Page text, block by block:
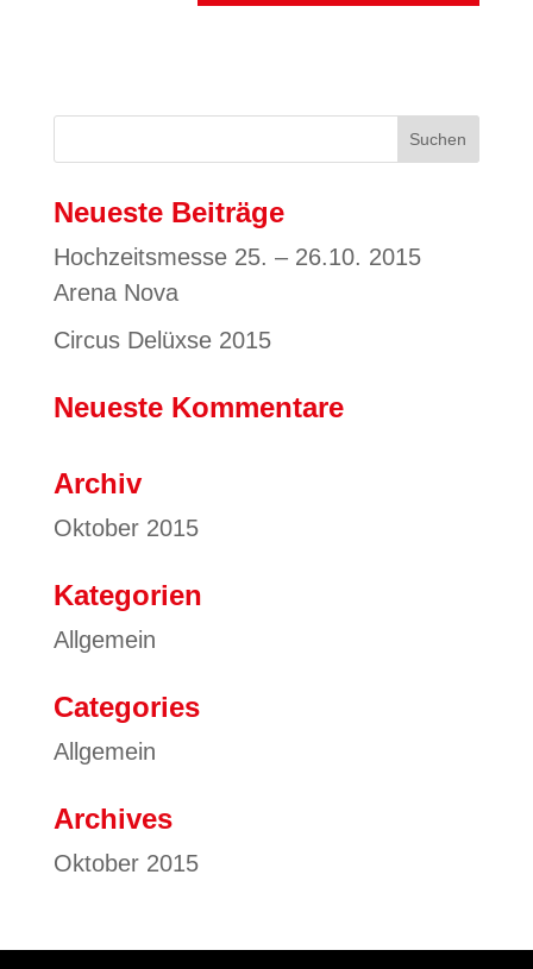
Neueste Beiträge
Hochzeitsmesse 25. – 26.10. 2015
Arena Nova
Circus Delüxse 2015
Neueste Kommentare
Archiv
Oktober 2015
Kategorien
Allgemein
Categories
Allgemein
Archives
Oktober 2015